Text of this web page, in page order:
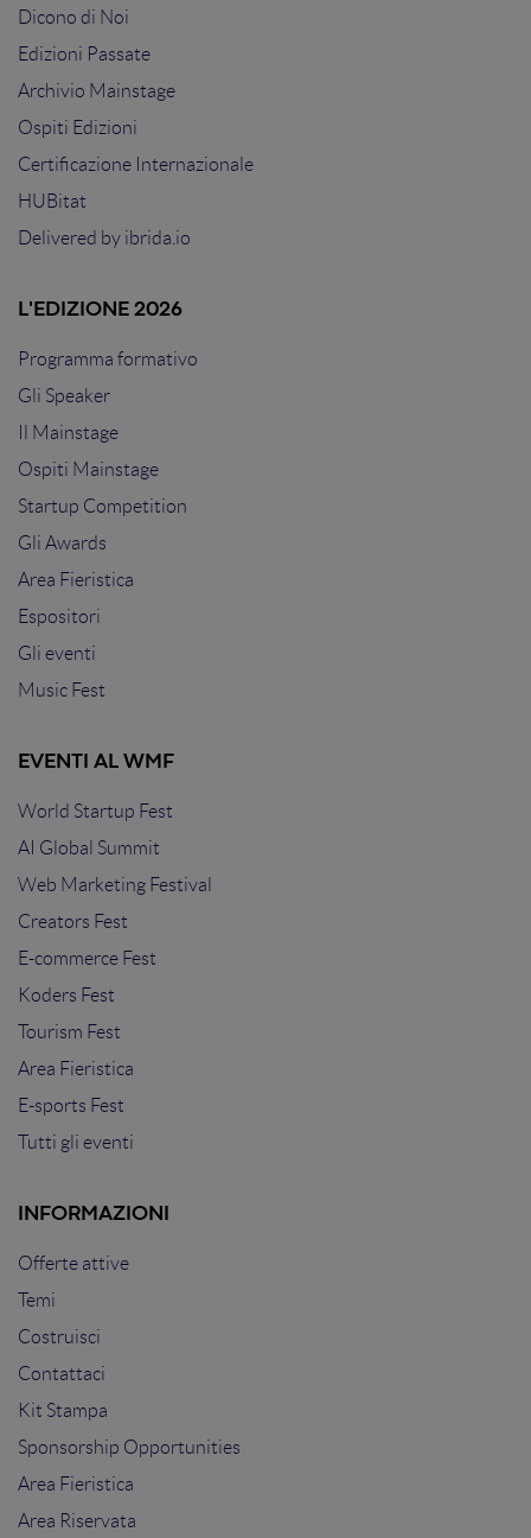
Dicono di Noi
Edizioni Passate
Archivio Mainstage
Ospiti Edizioni
Certificazione Internazionale
HUBitat
Delivered by ibrida.io
L'EDIZIONE 2026
Programma formativo
Gli Speaker
Il Mainstage
Ospiti Mainstage
Startup Competition
Gli Awards
Area Fieristica
Espositori
Gli eventi
Music Fest
EVENTI AL WMF
World Startup Fest
AI Global Summit
Web Marketing Festival
Creators Fest
E-commerce Fest
Koders Fest
Tourism Fest
Area Fieristica
E-sports Fest
Tutti gli eventi
INFORMAZIONI
Offerte attive
Temi
Costruisci
Contattaci
Kit Stampa
Sponsorship Opportunities
Area Fieristica
Area Riservata